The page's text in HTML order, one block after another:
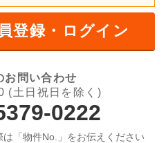
登録・ログイン
お問い合わせ
(土日祝日を除く)
0222
「物件No.」をお伝えください